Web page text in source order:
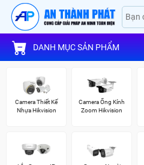
DANH MỤC SẢN PHẨM
Camera Thiết Kế
Nhựa Hikvision
Camera Ống Kính
Zoom Hikvision